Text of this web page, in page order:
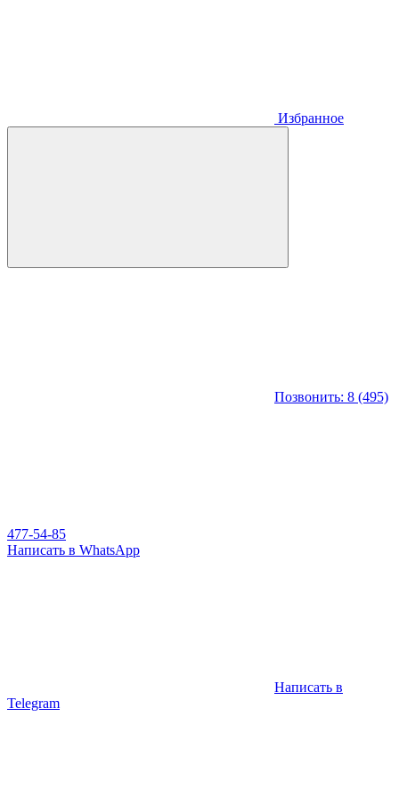
Избранное
Позвонить: 8 (495)
477-54-85
Написать в WhatsApp
Написать в
Telegram